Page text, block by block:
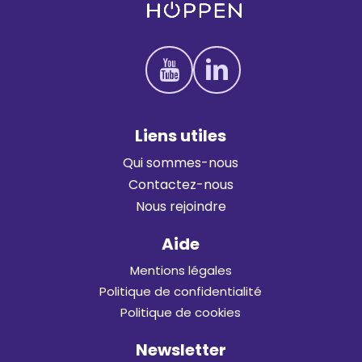
Liensutiles
Qui sommes-nous
Contactez-nous
Nous rejoindre
Aide
Mentions légales
Politique de confidentialité
Politique de cookies
Newsletter